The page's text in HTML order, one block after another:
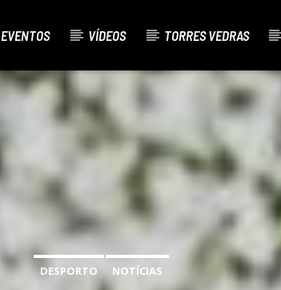
EVENTOS VÍDEOS TORRES VEDRAS
DESPORTO NOTÍCIAS